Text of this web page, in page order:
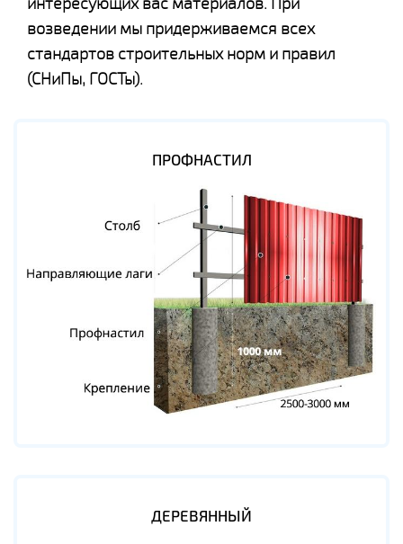
возведении мы придерживаемся всех
стандартов строительных норм и правил
(СНиПы, ГОСТы).
ПРОФНАСТИЛ
ДЕРЕВЯННЫЙ